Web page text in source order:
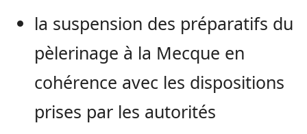
la suspension des préparatifs du
pèlerinage à la Mecque en
cohérence avec les dispositions
prises par les autorités